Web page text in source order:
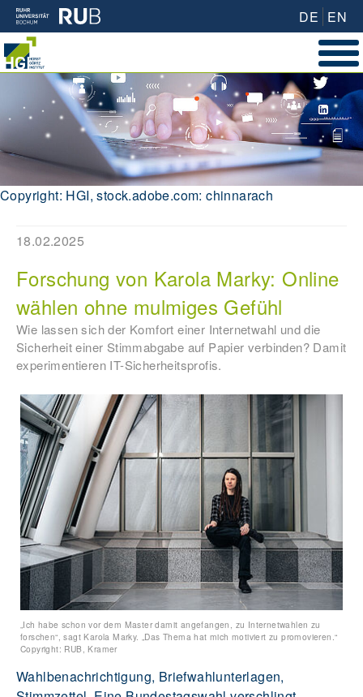
DE EN
Copyright: HGI, stock.adobe.com: chinnarach
18.02.2025
Forschung von Karola Marky: Online
wählen ohne mulmiges Gefühl
Wie lassen sich der Komfort einer Internetwahl und die
Sicherheit einer Stimmabgabe auf Papier verbinden? Damit
experimentieren IT-Sicherheitsprofis.
„Ich habe schon vor dem Master damit angefangen, zu Internetwahlen zu
forschen“, sagt Karola Marky. „Das Thema hat mich motiviert zu promovieren.“
Copyright: RUB, Kramer
Wahlbenachrichtigung, Briefwahlunterlagen,